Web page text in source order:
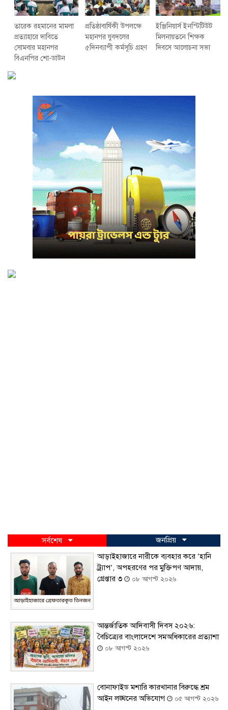
তারেক রহমানের মামলা
প্রত্যাহারে দাবিতে
সোমবার মহানগর
বিএনপির শো-ডাউন
প্রতিষ্ঠাবার্ষিকী উপলক্ষে
মহানগর যুবদলের
৫দিনব্যাপী কর্মসূচি গ্রহণ
ইঞ্জিনিয়ার্স ইনস্টিটিউট
মিলনায়তনে শিক্ষক
দিবসে আলোচনা সভা
সর্বশেষ
জনপ্রিয়
আড়াইহাজারে নারীকে ব্যবহার করে ‘হানি
ট্র্যাপ’, অপহরণের পর মুক্তিপণ আদায়,
গ্রেপ্তার ৩
০৮ আগস্ট ২০২৬
আন্তর্জাতিক আদিবাসী দিবস ২০২৬:
বৈচিত্র্যের বাংলাদেশে সমঅধিকারের প্রত্যাশা
০৮ আগস্ট ২০২৬
বোনাফাইড মশারি কারখানার বিরুদ্ধে শ্রম
আইন লঙ্ঘনের অভিযোগ
০৫ আগস্ট ২০২৬